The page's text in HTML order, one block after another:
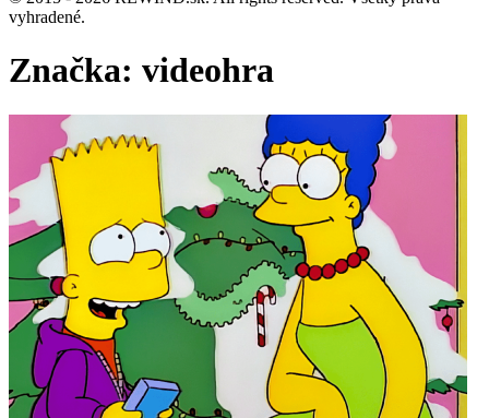
vyhradené.
Značka: videohra